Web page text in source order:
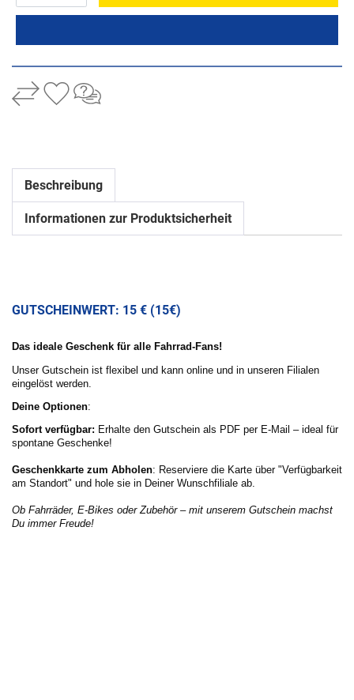
Beschreibung
Informationen zur Produktsicherheit
GUTSCHEINWERT: 15 € (15€)
Das ideale Geschenk für alle Fahrrad-Fans!
Unser Gutschein ist flexibel und kann online und in unseren Filialen
eingelöst werden.
Deine Optionen:
Sofort verfügbar: Erhalte den Gutschein als PDF per E-Mail – ideal für
spontane Geschenke!
Geschenkkarte zum Abholen: Reserviere die Karte über "Verfügbarkeit
am Standort" und hole sie in Deiner Wunschfiliale ab.
Ob Fahrräder, E-Bikes oder Zubehör – mit unserem Gutschein machst
Du immer Freude!